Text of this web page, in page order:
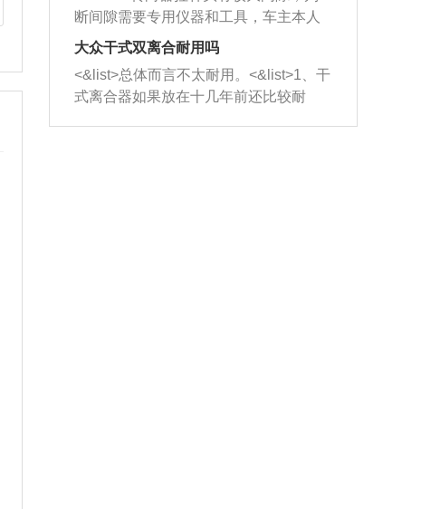
动时，就可以和汽油一起进入到燃烧
室，最后形成废气排出，就可以让三元
催化器得到清洗，排气管堵塞的情况就
能够得到解决。
向。
的间隙扩大，导致机油流入燃烧室中，
造成烧机油。<&list>3、机油粘度。使用
机油粘度过小的话，同样会有烧机油现
象，机油粘度过小具有很好的流动性，
断间隙需要专用仪器和工具，车主本人
无法制作，需要将车辆送到修理厂或4s
店；<&list>2.车辆半轴套管防尘罩破
裂，破裂后会出现漏油现象，使半轴磨
损严重，磨损的半轴容易损坏，产生异
响；<&list>3.稳定器的转向胶套和球头
大众干式双离合耐用吗
<&list>总体而言不太耐用。<&list>1、干
式离合器如果放在十几年前还比较耐